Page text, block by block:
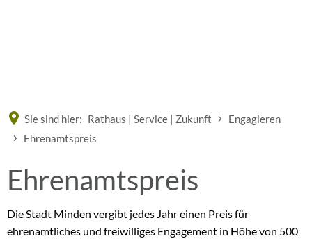
Sie sind hier: Rathaus | Service | Zukunft
Engagieren
Ehrenamtspreis
Ehrenamtspreis
Ehrenamtspreis
Die Stadt Minden vergibt jedes Jahr einen Preis für
ehrenamtliches und freiwilliges Engagement in Höhe von 500